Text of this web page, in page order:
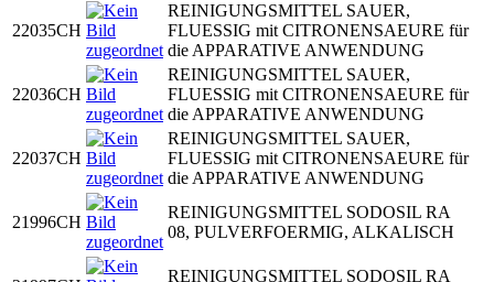
22035CH
REINIGUNGSMITTEL SAUER,
FLUESSIG mit CITRONENSAEURE für
die APPARATIVE ANWENDUNG
22036CH
REINIGUNGSMITTEL SAUER,
FLUESSIG mit CITRONENSAEURE für
die APPARATIVE ANWENDUNG
22037CH
REINIGUNGSMITTEL SAUER,
FLUESSIG mit CITRONENSAEURE für
die APPARATIVE ANWENDUNG
21996CH
REINIGUNGSMITTEL SODOSIL RA
08, PULVERFOERMIG, ALKALISCH
REINIGUNGSMITTEL SODOSIL RA